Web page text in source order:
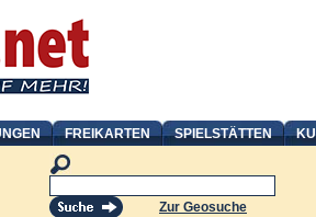
FREIKARTEN SPIELSTÄTTEN
Zur Geosuche